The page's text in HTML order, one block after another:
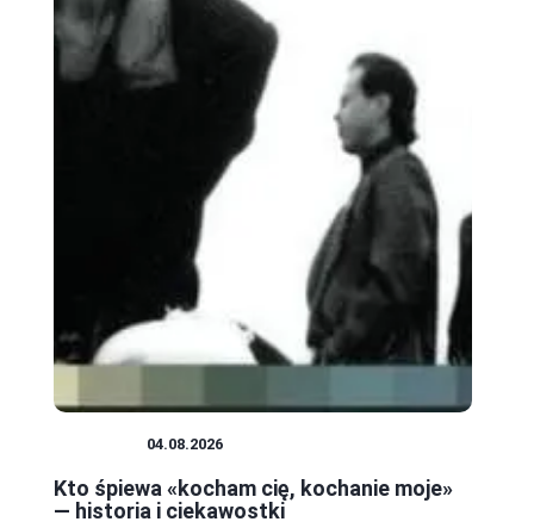
04.08.2026
Kto śpiewa «kocham cię, kochanie moje»
— historia i ciekawostki